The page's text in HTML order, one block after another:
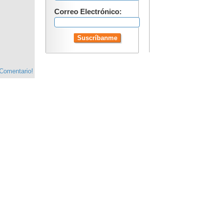
Correo Electrónico: